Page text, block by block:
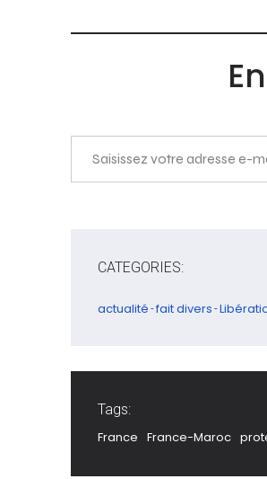
Saisissez votre adresse e-mail…
CATEGORIES:
actualité -fait divers -
Tags:
France France-Maroc